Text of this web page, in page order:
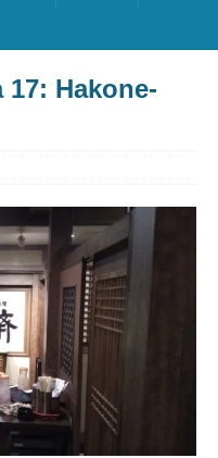
Hakone-